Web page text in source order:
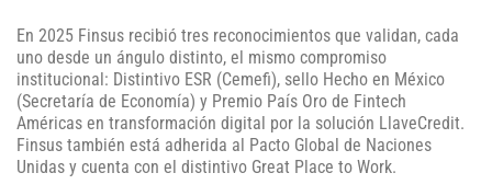
En 2025 Finsus recibió tres reconocimientos que validan, cada
uno desde un ángulo distinto, el mismo compromiso
institucional: Distintivo ESR (Cemefi), sello Hecho en México
(Secretaría de Economía) y Premio País Oro de Fintech
Américas en transformación digital por la solución LlaveCredit.
Finsus también está adherida al Pacto Global de Naciones
Unidas y cuenta con el distintivo Great Place to Work.